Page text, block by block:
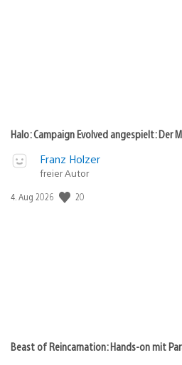
Halo: Campaign Evolved angespielt: Der
Franz Holzer
freier Autor
Veröffentlichungsdatum:
4. Aug 2026 20
Beast of Reincarnation: Hands-on mit